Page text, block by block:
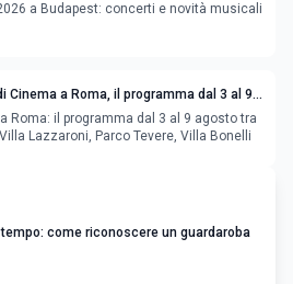
a Budapest: concerti e novità musicali
Cinema a Roma, il programma dal 3 al 9
Roma: il programma dal 3 al 9 agosto tra
Lazzaroni, Parco Tevere, Villa Bonelli
come riconoscere un guardaroba